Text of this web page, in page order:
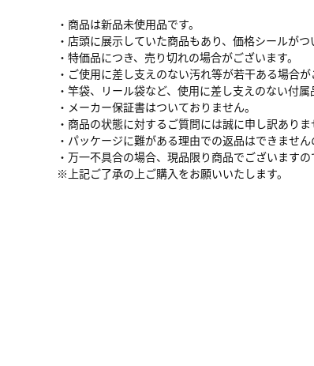
・商品は新品未使用品です。
・店頭に展示していた商品もあり、価格シールがつ
・特価品につき、売り切れの場合がございます。
・ご使用に差し支えのない汚れ等が若干ある場合が
・竿袋、リール袋など、使用に差し支えのない付属
・メーカー保証書はついておりません。
・商品の状態に対するご質問には誠に申し訳ありま
・パッケージに難がある理由での返品はできません
・万一不具合の場合、現品限り商品でございます
※上記ご了承の上ご購入をお願いいたします。